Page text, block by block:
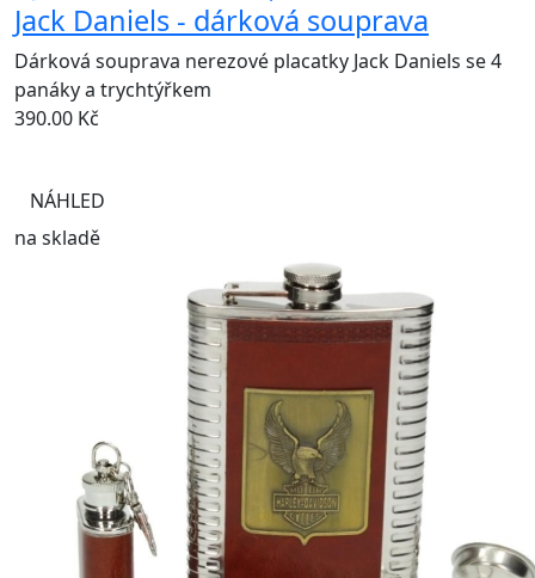
Jack Daniels - dárková souprava
Dárková souprava nerezové placatky Jack Daniels se 4
panáky a trychtýřkem
390.00 Kč
NÁHLED
na skladě